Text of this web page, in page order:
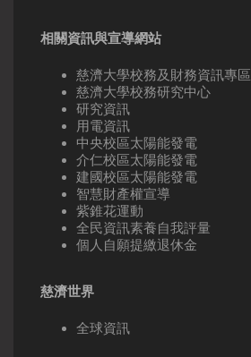
相關資訊與宣導網站
慈濟大學校務及財務資訊專區
慈濟大學校務研究中心
研究資訊
用電資訊
中央校區太陽能發電
介仁校區太陽能發電
建國校區太陽能發電
智慧財產權宣導
紫錐花運動
全民資訊素養自我評量
個人自願提繳退休金
慈濟世界
全球資訊